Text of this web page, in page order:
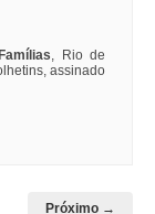
, Rio de
assinado
Próximo →